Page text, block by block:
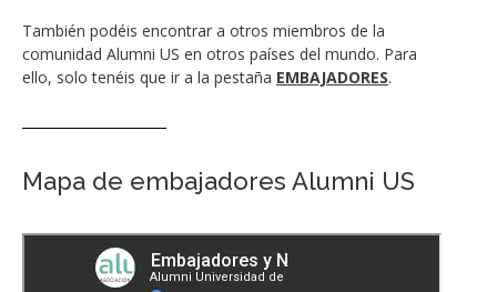
También podéis encontrar a otros miembros de la
comunidad Alumni US en otros países del mundo. Para
ello, solo tenéis que ir a la pestaña EMBAJADORES.
Mapa de embajadores Alumni US